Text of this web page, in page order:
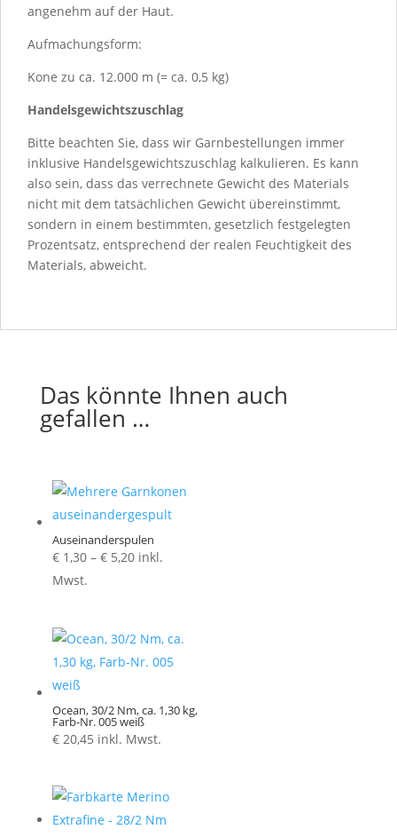
angenehm auf der Haut.
Aufmachungsform:
Kone zu ca. 12.000 m (= ca. 0,5 kg)
Handelsgewichtszuschlag
Bitte beachten Sie, dass wir Garnbestellungen immer
inklusive Handelsgewichtszuschlag kalkulieren. Es kann
also sein, dass das verrechnete Gewicht des Materials
nicht mit dem tatsächlichen Gewicht übereinstimmt,
sondern in einem bestimmten, gesetzlich festgelegten
Prozentsatz, entsprechend der realen Feuchtigkeit des
Materials, abweicht.
Das könnte Ihnen auch
gefallen …
Auseinanderspulen
€1,30 – €5,20Preisspanne:
inkl.
Mwst.
Ocean, 30/2 Nm, ca. 1,30 kg,
Farb-Nr. 005 weiß
€20,45 inkl. Mwst.